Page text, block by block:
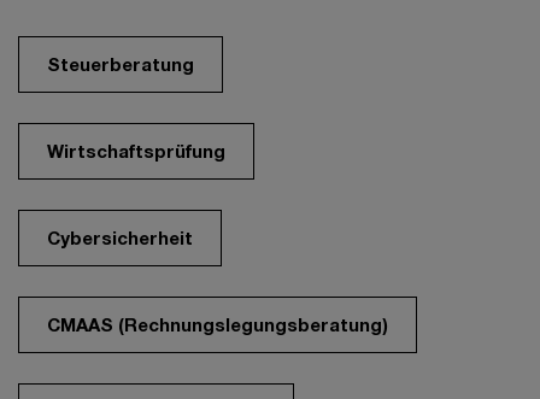
Steuerberatung
Wirtschaftsprüfung
Cybersicherheit
CMAAS (Rechnungslegungsberatung)